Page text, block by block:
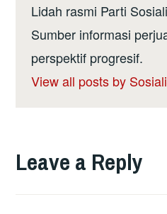
Lidah rasmi Parti
Sumber informasi
perspektif progresif.
View all posts by
Leave a Reply